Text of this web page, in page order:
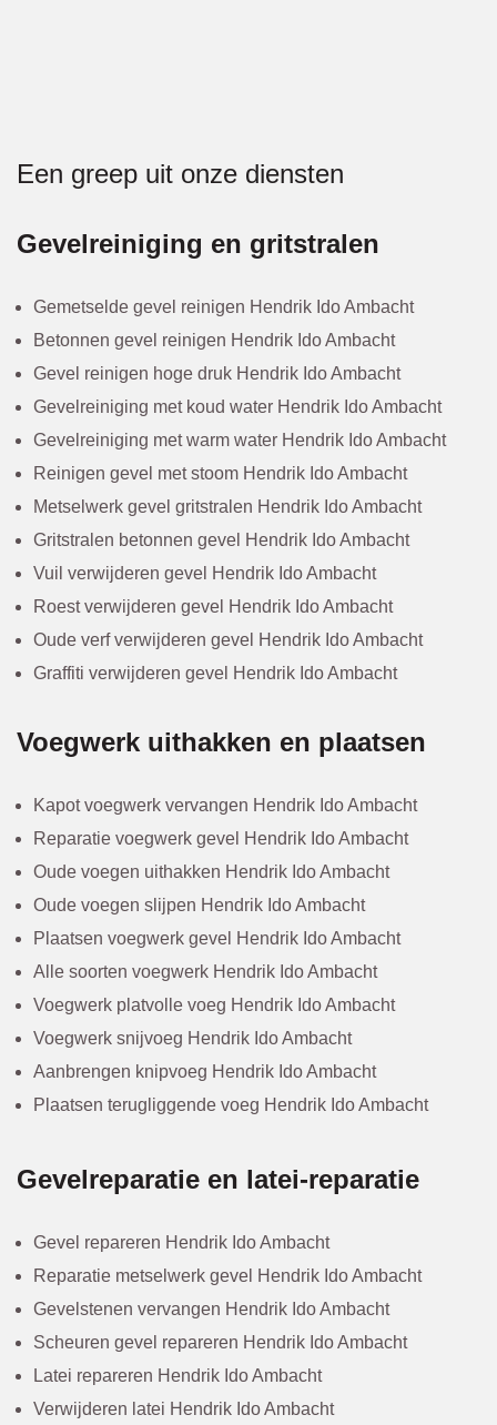
Een greep uit onze diensten
Gevelreiniging en gritstralen
Gemetselde gevel reinigen Hendrik Ido Ambacht
Betonnen gevel reinigen Hendrik Ido Ambacht
Gevel reinigen hoge druk Hendrik Ido Ambacht
Gevelreiniging met koud water Hendrik Ido Ambacht
Gevelreiniging met warm water Hendrik Ido Ambacht
Reinigen gevel met stoom Hendrik Ido Ambacht
Metselwerk gevel gritstralen Hendrik Ido Ambacht
Gritstralen betonnen gevel Hendrik Ido Ambacht
Vuil verwijderen gevel Hendrik Ido Ambacht
Roest verwijderen gevel Hendrik Ido Ambacht
Oude verf verwijderen gevel Hendrik Ido Ambacht
Graffiti verwijderen gevel Hendrik Ido Ambacht
Voegwerk uithakken en plaatsen
Kapot voegwerk vervangen Hendrik Ido Ambacht
Reparatie voegwerk gevel Hendrik Ido Ambacht
Oude voegen uithakken Hendrik Ido Ambacht
Oude voegen slijpen Hendrik Ido Ambacht
Plaatsen voegwerk gevel Hendrik Ido Ambacht
Alle soorten voegwerk Hendrik Ido Ambacht
Voegwerk platvolle voeg Hendrik Ido Ambacht
Voegwerk snijvoeg Hendrik Ido Ambacht
Aanbrengen knipvoeg Hendrik Ido Ambacht
Plaatsen terugliggende voeg Hendrik Ido Ambacht
Gevelreparatie en latei-reparatie
Gevel repareren Hendrik Ido Ambacht
Reparatie metselwerk gevel Hendrik Ido Ambacht
Gevelstenen vervangen Hendrik Ido Ambacht
Scheuren gevel repareren Hendrik Ido Ambacht
Latei repareren Hendrik Ido Ambacht
Verwijderen latei Hendrik Ido Ambacht